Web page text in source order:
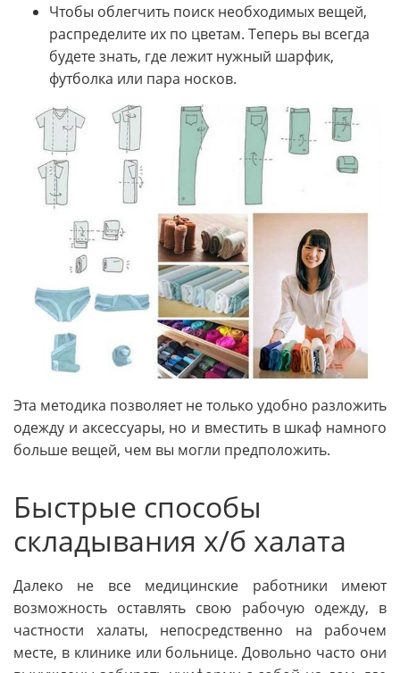
Чтобы облегчить поиск необходимых вещей,
распределите их по цветам. Теперь вы всегда
будете знать, где лежит нужный шарфик,
футболка или пара носков.
Эта методика позволяет не только удобно разложить
одежду и аксессуары, но и вместить в шкаф намного
больше вещей, чем вы могли предположить.
Быстрые способы
складывания х/б халата
Далеко не все медицинские работники имеют
возможность оставлять свою рабочую одежду, в
частности халаты, непосредственно на рабочем
месте, в клинике или больнице. Довольно часто они